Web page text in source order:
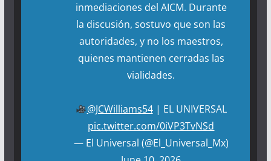
inmediaciones del AICM. Durante
la discusión, sostuvo que son las
autoridades, y no los maestros,
quienes mantienen cerradas las
vialidades.
@JCWilliams54| EL UNIVERSAL
pic.twitter.com/0iVP3TvNSd
— El Universal (@El_Universal_Mx)